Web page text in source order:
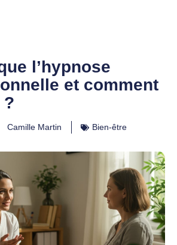
l’hypnose
et comment
?
Camille Martin Bien-être